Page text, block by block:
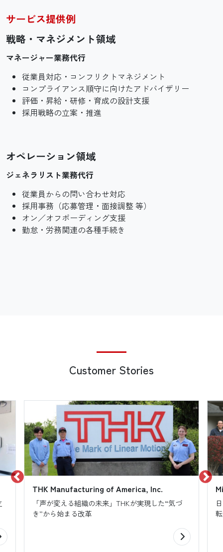
サービス提供例
戦略・マネジメント領域
マネージャー業務代行
従業員対応・コンフリクトマネジメント
コンプライアンス順守に向けたアドバイザリー
評価・昇給・研修・育成の設計支援
採用戦略の立案・推進
オペレーション領域
ジェネラリスト業務代行
従業員からの問い合わせ対応
採用事務（応募管理・面接調整 等）
オン／オフボーディング支援
勤怠・労務関連の各種手続き
Customer Stories
THK Manufacturing of America, Inc.
「声が変える組織の未来」THKが実現した“気づ
き”から始まる改革